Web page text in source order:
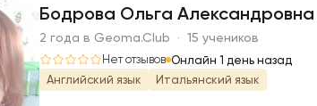
Бодрова Ольга Александровна
2 года в Geoma.Club · 15 учеников
Нет отзывов Онлайн 1 день назад
Английский язык
Итальянский язык